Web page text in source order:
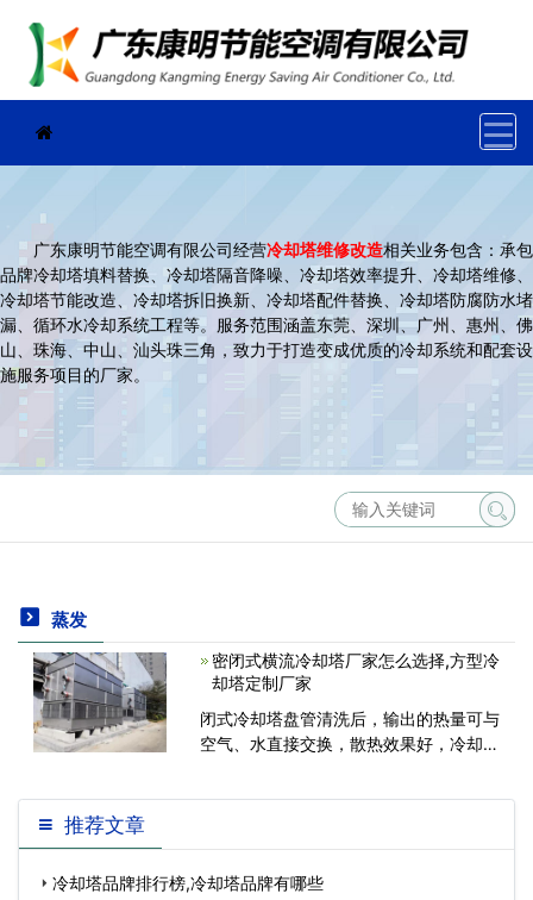
广东康明节能空调有限公司经营冷却塔维修改造相关业务包含：承包
品牌冷却塔填料替换、冷却塔隔音降噪、冷却塔效率提升、冷却塔维修、
冷却塔节能改造、冷却塔拆旧换新、冷却塔配件替换、冷却塔防腐防水堵
漏、循环水冷却系统工程等。服务范围涵盖东莞、深圳、广州、惠州、佛
山、珠海、中山、汕头珠三角，致力于打造变成优质的冷却系统和配套设
施服务项目的厂家。
蒸发
密闭式横流冷却塔厂家怎么选择,方型冷
却塔定制厂家
闭式冷却塔盘管清洗后，输出的热量可与
空气、水直接交换，散热效果好，冷却效
推荐文章
冷却塔品牌排行榜,冷却塔品牌有哪些